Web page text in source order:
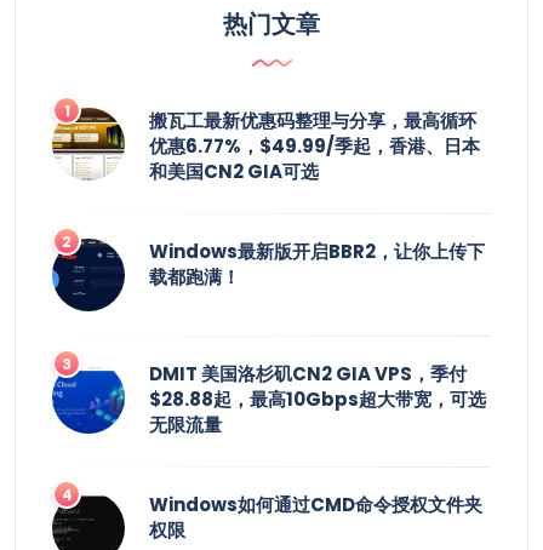
热门文章
搬瓦工最新优惠码整理与分享，最高循环
优惠6.77%，$49.99/季起，香港、日本
和美国CN2 GIA可选
Windows最新版开启BBR2，让你上传下
载都跑满！
DMIT 美国洛杉矶CN2 GIA VPS，季付
$28.88起，最高10Gbps超大带宽，可选
无限流量
Windows如何通过CMD命令授权文件夹
权限